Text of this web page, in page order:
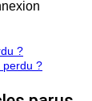
?
perdu ?